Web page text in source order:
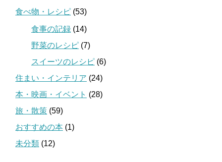
食べ物・レシピ (53)
食事の記録 (14)
野菜のレシピ (7)
スイーツのレシピ (6)
住まい・インテリア (24)
本・映画・イベント (28)
旅・散策 (59)
おすすめの本 (1)
未分類 (12)